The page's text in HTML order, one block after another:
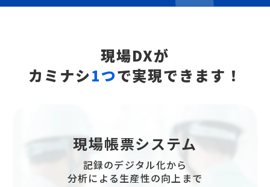
現場DXが
カミナシ1つで実現できます！
現場帳票システム
記録のデジタル化から
分析による生産性の向上まで